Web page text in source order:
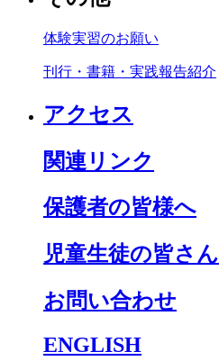
体験実習のお願い
刊行・書籍・実践報告紹介
アクセス
関連リンク
保護者の皆様へ
児童生徒の皆さん
お問い合わせ
ENGLISH